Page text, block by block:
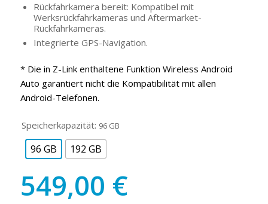
Rückfahrkamera bereit: Kompatibel mit
Werksrückfahrkameras und Aftermarket-
Rückfahrkameras.
Integrierte GPS-Navigation.
* Die in Z-Link enthaltene Funktion Wireless Android
Auto garantiert nicht die Kompatibilität mit allen
Android-Telefonen.
Speicherkapazität: 96 GB
96 GB 192 GB
549,00 €